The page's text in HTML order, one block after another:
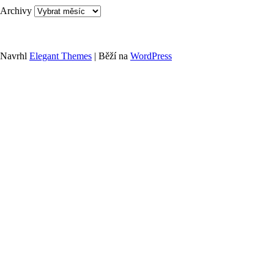
Archivy
Navrhl Elegant Themes | Běží na WordPress